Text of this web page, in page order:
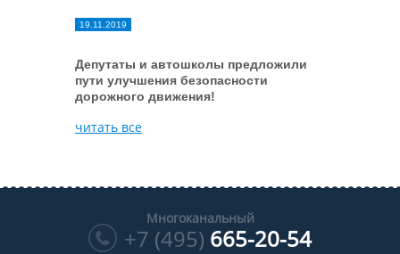
19.11.2019
Депутаты и автошколы предложили
пути улучшения безопасности
дорожного движения!
читать все
Многоканальный
+7 (495) 665-20-54